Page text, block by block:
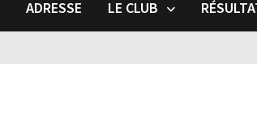
ADRESSE LE CLUB